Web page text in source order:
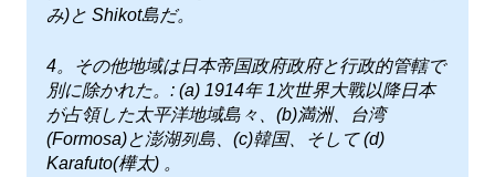
み)と Shikot島だ。
4。その他地域は日本帝国政府政府と行政的管轄で
別に除かれた。: (a) 1914年 1次世界大戰以降日本
が占領した太平洋地域島々、(b)満洲、台湾
(Formosa)と澎湖列島、(c)韓国、そして (d)
Karafuto(樺太) 。